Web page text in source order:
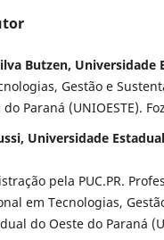
Butzen, Universidade
Gestão e
Paraná (UNIOESTE).
Universidade
pela PUC.PR.
em Tecnologias,
do Oeste do Paraná